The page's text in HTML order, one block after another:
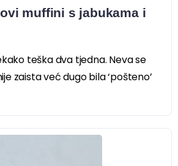
muffini s jabukama i
teška dva tjedna. Neva se
zaista već dugo bila ‘pošteno’